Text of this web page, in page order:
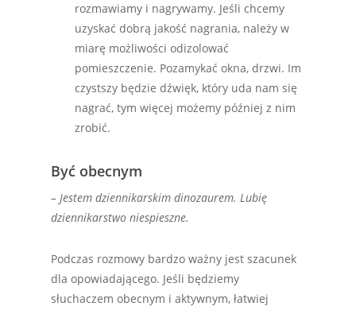
rozmawiamy i nagrywamy. Jeśli chcemy
uzyskać dobrą jakość nagrania, należy w
miarę możliwości odizolować
pomieszczenie. Pozamykać okna, drzwi. Im
czystszy będzie dźwięk, który uda nam się
nagrać, tym więcej możemy później z nim
zrobić.
Być obecnym
– Jestem dziennikarskim dinozaurem. Lubię
dziennikarstwo niespieszne.
Podczas rozmowy bardzo ważny jest szacunek
dla opowiadającego. Jeśli będziemy
słuchaczem obecnym i aktywnym, łatwiej